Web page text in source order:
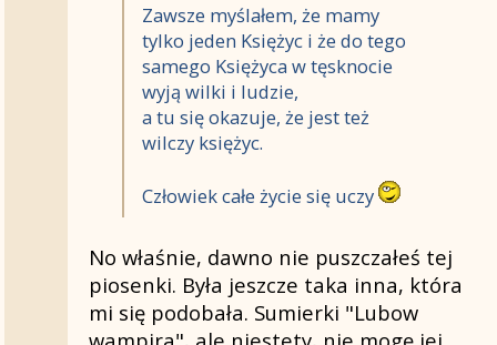
Zawsze myślałem, że mamy
tylko jeden Księżyc i że do tego
samego Księżyca w tęsknocie
wyją wilki i ludzie,
a tu się okazuje, że jest też
wilczy księżyc.
Człowiek całe życie się uczy
No właśnie, dawno nie puszczałeś tej
piosenki. Była jeszcze taka inna, która
mi się podobała. Sumierki "Lubow